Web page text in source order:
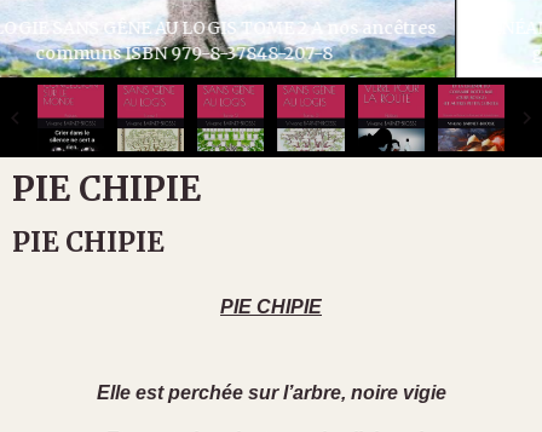
GÉNÉALOGIE SANS GÊNE AU LOGIS TOME 3 Articles divers
généalogie et histoire ISBN 979-8-37932-286-1
PIE CHIPIE
PIE CHIPIE
PIE CHIPIE
Elle est perchée sur l’arbre, noire vigie